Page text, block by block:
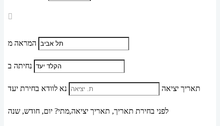
המראה מ
נחיתה ב
תאריך יציאה נא לוודא בחירת יעד
לפני בחירת תאריך, תאריך יציאה,מתי? יום, חודש, שנה